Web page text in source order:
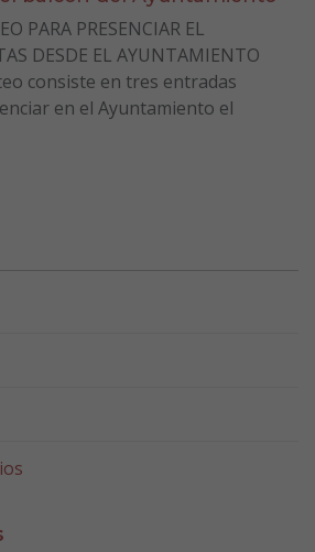
PARA PRESENCIAR EL
DESDE EL AYUNTAMIENTO
consiste en tres entradas
en el Ayuntamiento el